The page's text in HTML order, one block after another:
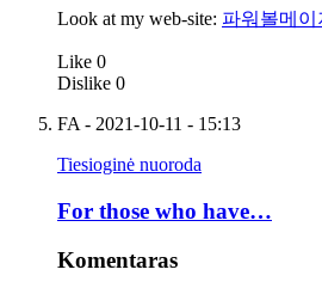
Look at my web-site: 파워볼메이
Like 0
Dislike 0
FA - 2021-10-11 - 15:13
Tiesioginė nuoroda
For those who have…
Komentaras